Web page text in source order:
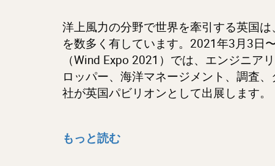
洋上風力の分野で世界を牽引する英国
を数多く有しています。2021年3月3日
（Wind Expo 2021）では、エンジニア
ロッパー、海洋マネージメント、調査
社が英国パビリオンとして出展します。
もっと読む